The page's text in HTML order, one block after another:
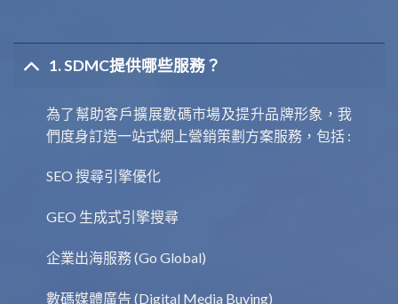
為了幫助客戶擴展數碼市場及提升品牌形象，我
們度身訂造一站式網上營銷策劃方案服務，包括 :
SEO 搜尋引擎優化
GEO 生成式引擎搜尋
企業出海服務 (Go Global)